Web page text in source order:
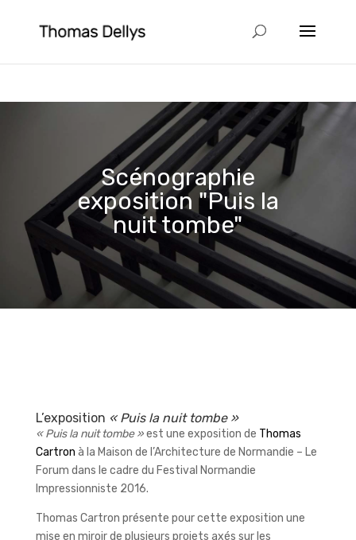
Scénographie
exposition "Puis la
nuit tombe"
L’exposition « Puis la nuit tombe »
« Puis la nuit tombe »est une exposition de Thomas
Cartron à la Maison de l’Architecture de Normandie – Le
Forum dans le cadre du Festival Normandie
Impressionniste 2016.
Thomas Cartron présente pour cette exposition une
mise en miroir de plusieurs projets axés sur les